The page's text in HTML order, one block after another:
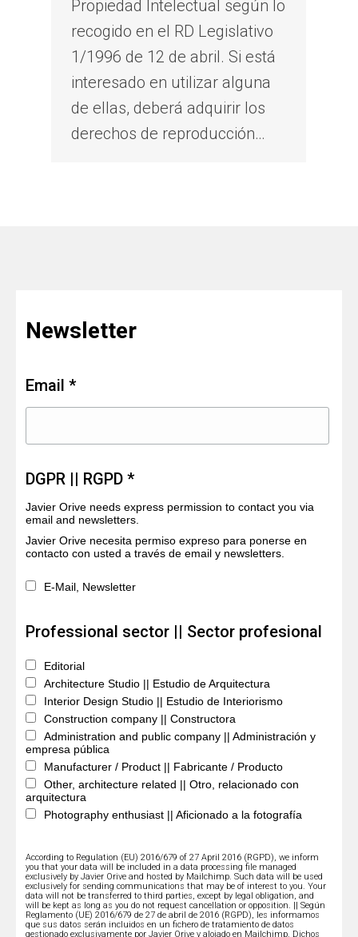
Propiedad Intelectual según lo
recogido en el RD Legislativo
1/1996 de 12 de abril. Si está
interesado en utilizar alguna
de ellas, deberá adquirir los
derechos de reproducción…
Newsletter
Email *
DGPR || RGPD *
Javier Orive needs express permission to contact you via
email and newsletters.
Javier Orive necesita permiso expreso para ponerse en
contacto con usted a través de email y newsletters.
E-Mail, Newsletter
Professional sector || Sector profesional
Editorial
Architecture Studio || Estudio de Arquitectura
Interior Design Studio || Estudio de Interiorismo
Construction company || Constructora
Administration and public company || Administración y
empresa pública
Manufacturer / Product || Fabricante / Producto
Other, architecture related || Otro, relacionado con
arquitectura
Photography enthusiast || Aficionado a la fotografía
According to Regulation (EU) 2016/679 of 27 April 2016 (RGPD), we inform
you that your data will be included in a data processing file managed
exclusively by Javier Orive and hosted by Mailchimp. Such data will be used
exclusively for sending communications that may be of interest to you. Your
data will not be transferred to third parties, except by legal obligation, and
will be kept as long as you do not request cancellation or opposition. || Según
Reglamento (UE) 2016/679 de 27 de abril de 2016 (RGPD), les informamos
que sus datos serán incluidos en un fichero de tratamiento de datos
gestionado exclusivamente por Javier Orive y alojado en Mailchimp. Dichos